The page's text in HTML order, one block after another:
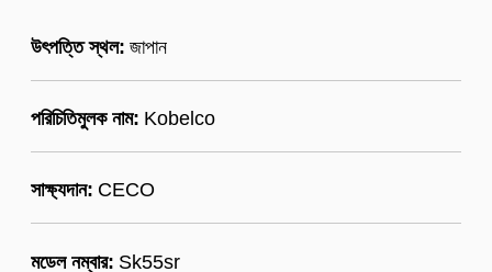
উৎপত্তি স্থল: জাপান
পরিচিতিমুলক নাম: Kobelco
সাক্ষ্যদান: CECO
মডেল নম্বার: Sk55sr